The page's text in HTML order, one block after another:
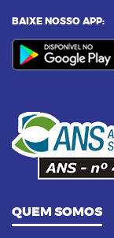
07
Yoga:
08
BAIXE NOSSO APP:
QUEM SOMOS